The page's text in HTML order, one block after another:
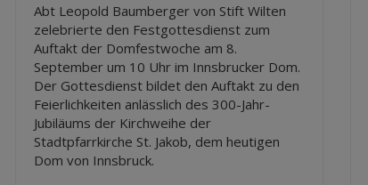
Abt Leopold Baumberger von Stift Wilten
zelebrierte den Festgottesdienst zum
Auftakt der Domfestwoche am 8.
September um 10 Uhr im Innsbrucker Dom.
Der Gottesdienst bildet den Auftakt zu den
Feierlichkeiten anlässlich des 300-Jahr-
Jubiläums der Kirchweihe der
Stadtpfarrkirche St. Jakob, dem heutigen
Dom von Innsbruck.